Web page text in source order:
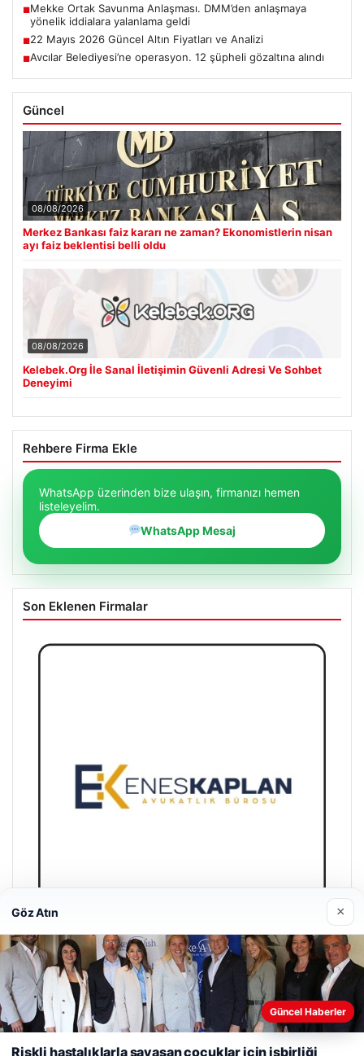
■Mekke Ortak Savunma Anlaşması. DMM’den anlaşmaya
yönelik iddialara yalanlama geldi
■22 Mayıs 2026 Güncel Altın Fiyatları ve Analizi
■Avcılar Belediyesi’ne operasyon. 12 şüpheli gözaltına alındı
Güncel
08/08/2026
Merkez Bankası faiz kararı ne zaman? Ekonomistlerin nisan
ayı faiz beklentisi belli oldu
08/08/2026
Kelebek.Org İle Sanal İletişimin Güvenli Adresi Ve Sohbet
Deneyimi
Rehbere Firma Ekle
WhatsApp üzerinden bize ulaşın, firmanızı hemen
listeleyelim.
WhatsApp Mesaj
Son Eklenen Firmalar
Enes Kaplan Avukatlık Bürosu
28/04/2026
Web sitemizi nasıl kullandığınızı daha iyi anlayabilmek,
deneyiminizi kişiselleştirmek ve geliştirmek amacıyla çerezler
Göz Atın ×
Güncel Haberler
Riskli hastalıklarla savaşan çocuklar için işbirliği